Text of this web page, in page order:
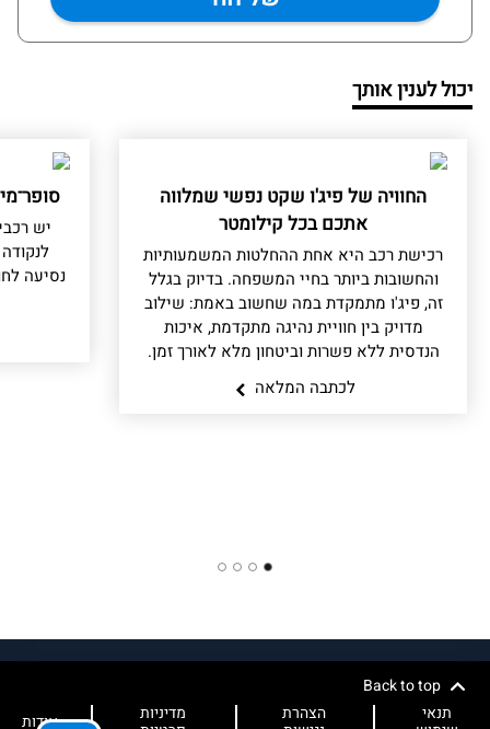
יכול לענין אותך
החוויה של פיג'ו שקט נפשי שמלווה
אתכם בכל קילומטר
רכישת רכב היא אחת ההחלטות המשמעותיות
והחשובות ביותר בחיי המשפחה. בדיוק בגלל
זה, פיג'ו מתמקדת במה שחשוב באמת: שילוב
מדויק בין חוויית נהיגה מתקדמת, איכות
הנדסית ללא פשרות וביטחון מלא לאורך זמן.
לכתבה המלאה
1
2
3
4
Back to top
תנאי
הצהרת מדיניות אודות